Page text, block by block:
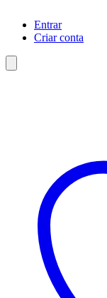
Entrar
Criar conta